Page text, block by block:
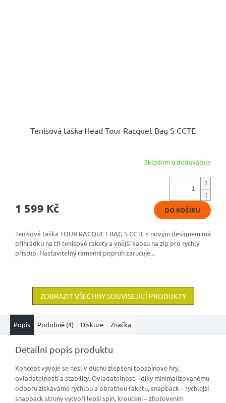
Tenisová taška Head Tour Racquet Bag S CCTE
Skladem u dodavatele
1 599 Kč DO KOŠÍKU
Tenisová taška TOUR RACQUET BAG S CCTE s novým designem má
přihrádku na tři tenisové rakety a vnější kapsu na zip pro rychlý
přístup. Nastavitelný ramenní popruh zaručuje...
ZOBRAZIT VŠECHNY SOUVISEJÍCÍ PRODUKTY
Popis Podobné (4) Diskuze Značka
Detailní popis produktu
Koncept vývoje se nesl v duchu zlepšení topspinové hry,
ovladatelnosti a stability. Ovladatelnost – díky minimalizovanému
odporu získáváme rychlou a obratnou raketu, snapback – rychlejší
snapback struny vytvoří lepší spin, kroucení – zhotovením